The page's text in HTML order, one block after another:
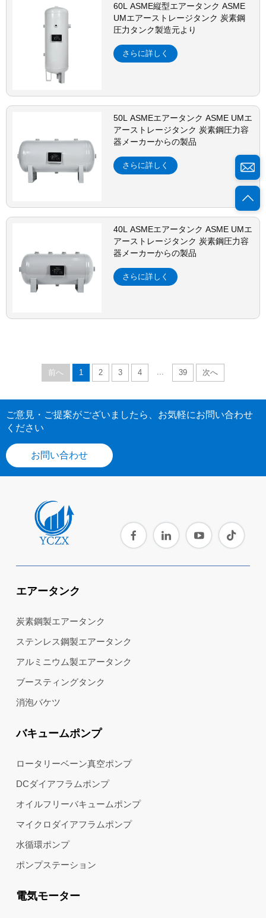
60L ASME縦型エアータンク ASME
UMエアーストレージタンク 炭素鋼
圧力タンク製造元より
さらに詳しく
50L ASMEエアータンク ASME UMエ
アーストレージタンク 炭素鋼圧力容
器メーカーからの製品
さらに詳しく
40L ASMEエアータンク ASME UMエ
アーストレージタンク 炭素鋼圧力容
器メーカーからの製品
さらに詳しく
前へ 1 2 3 4 ... 39 次へ
ご意見・ご提案がございましたら、お気軽にお問い合わせ
ください
お問い合わせ
エアータンク
炭素鋼製エアータンク
ステンレス鋼製エアータンク
アルミニウム製エアータンク
ブースティングタンク
消泡バケツ
バキュームポンプ
ロータリーベーン真空ポンプ
DCダイアフラムポンプ
オイルフリーバキュームポンプ
マイクロダイアフラムポンプ
水循環ポンプ
ポンプステーション
電気モーター